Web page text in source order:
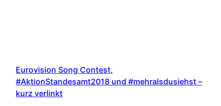
Eurovision Song Contest,
#AktionStandesamt2018 und #mehralsdusiehst –
kurz verlinkt